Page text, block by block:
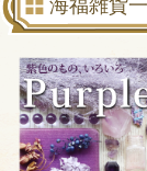
海福雑貨